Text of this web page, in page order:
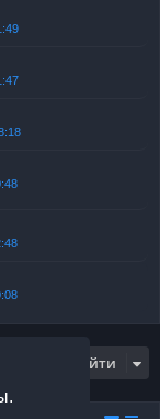
Перейти